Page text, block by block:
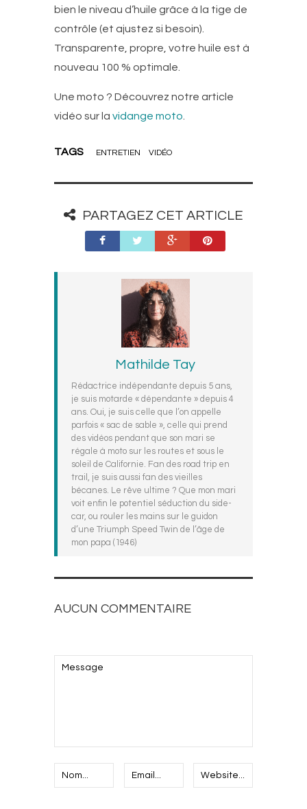
bien le niveau d’huile grâce à la tige de
contrôle (et ajustez si besoin).
Transparente, propre, votre huile est à
nouveau 100 % optimale.
Une moto ? Découvrez notre article
vidéo sur la vidange moto.
TAGS ENTRETIEN VIDÉO
PARTAGEZ CET ARTICLE
Mathilde Tay
Rédactrice indépendante depuis 5 ans,
je suis motarde « dépendante » depuis 4
ans. Oui, je suis celle que l’on appelle
parfois « sac de sable », celle qui prend
des vidéos pendant que son mari se
régale à moto sur les routes et sous le
soleil de Californie. Fan des road trip en
trail, je suis aussi fan des vieilles
bécanes. Le rêve ultime ? Que mon mari
voit enfin le potentiel séduction du side-
car, ou rouler les mains sur le guidon
d’une Triumph Speed Twin de l’âge de
mon papa (1946)
AUCUN COMMENTAIRE